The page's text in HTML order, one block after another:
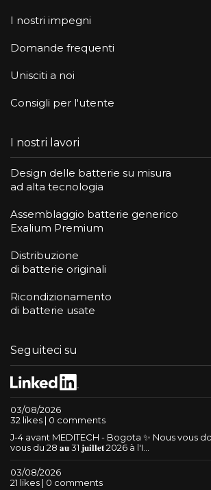
I nostri impegni
Domande frequenti
Unisciti a noi
Consigli per l'utente
I nostri lavori
Design delle batterie su misura
ad alta tecnologia
Assemblaggio batterie generico
Exalium Premium
Distribuzione
di batterie originali
Ricondizionamento
di batterie usate
Seguiteci su
03/08/2026
32 likes | 0 comments
J-4 avant MEDITECH - Bogota ✨ Nous vous
vous du 28 𝐚𝐮 31 𝐣𝐮𝐢𝐥𝐥𝐞𝐭 2026 à l'I...
03/08/2026
21 likes | 0 comments